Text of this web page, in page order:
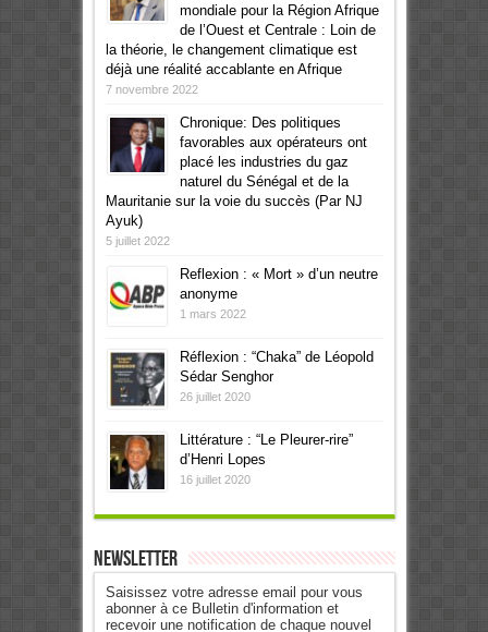
mondiale pour la Région Afrique
de l’Ouest et Centrale : Loin de
la théorie, le changement climatique est
déjà une réalité accablante en Afrique
7 novembre 2022
Chronique: Des politiques
favorables aux opérateurs ont
placé les industries du gaz
naturel du Sénégal et de la
Mauritanie sur la voie du succès (Par NJ
Ayuk)
5 juillet 2022
Reflexion : « Mort » d’un neutre
anonyme
1 mars 2022
Réflexion : “Chaka” de Léopold
Sédar Senghor
26 juillet 2020
Littérature : “Le Pleurer-rire”
d’Henri Lopes
16 juillet 2020
Newsletter
Saisissez votre adresse email pour vous
abonner à ce Bulletin d'information et
recevoir une notification de chaque nouvel